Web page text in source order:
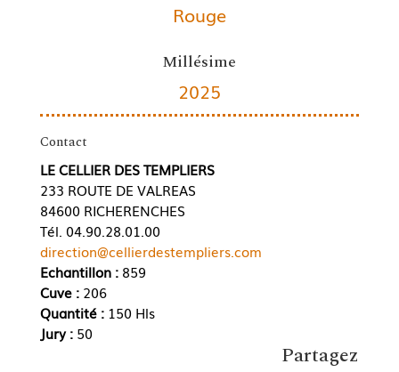
Rouge
Millésime
2025
Contact
LE CELLIER DES TEMPLIERS
233 ROUTE DE VALREAS
84600 RICHERENCHES
Tél. 04.90.28.01.00
direction@cellierdestempliers.com
Echantillon :859
Cuve : 206
Quantité : 150 Hls
Jury : 50
Partagez